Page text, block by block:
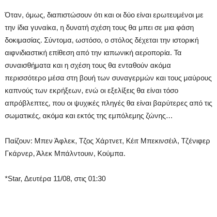
Όταν, όμως, διαπιστώσουν ότι και οι δύο είναι ερωτευμένοι με
την ίδια γυναίκα, η δυνατή σχέση τους θα μπει σε μια φάση
δοκιμασίας. Σύντομα, ωστόσο, ο στόλος δέχεται την ιστορική
αιφνιδιαστική επίθεση από την ιαπωνική αεροπορία. Τα
συναισθήματα και η σχέση τους θα ενταθούν ακόμα
περισσότερο μέσα στη βουή των συναγερμών και τους μαύρους
καπνούς των εκρήξεων, ενώ οι εξελίξεις θα είναι τόσο
απρόβλεπτες, που οι ψυχικές πληγές θα είναι βαρύτερες από τις
σωματικές, ακόμα και εκτός της εμπόλεμης ζώνης…
Παίζουν: Μπεν Άφλεκ, Τζος Χάρτνετ, Κέιτ Μπεκινσέιλ, Τζένιφερ
Γκάρνερ, Άλεκ Μπάλντουιν, Κούμπα.
*Star, Δευτέρα 11/08, στις 01:30